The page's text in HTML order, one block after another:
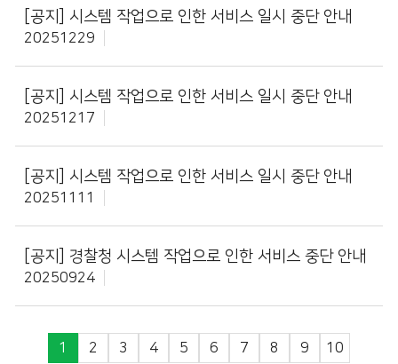
[공지] 시스템 작업으로 인한 서비스 일시 중단 안내
20251229
[공지] 시스템 작업으로 인한 서비스 일시 중단 안내
20251217
[공지] 시스템 작업으로 인한 서비스 일시 중단 안내
20251111
[공지] 경찰청 시스템 작업으로 인한 서비스 중단 안내
20250924
1 2 3 4 5 6 7 8 9 10